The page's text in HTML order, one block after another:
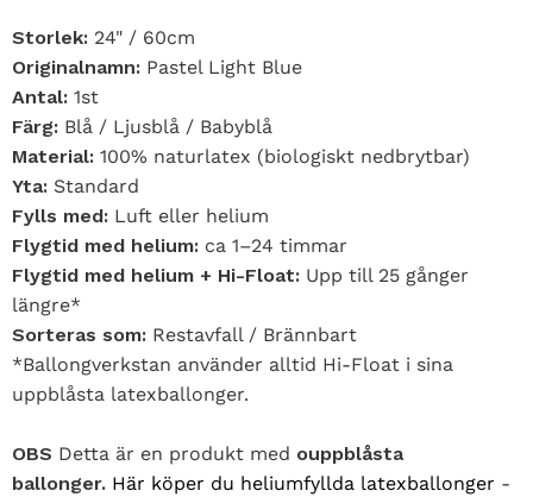
Storlek: 24" / 60cm
Originalnamn: Pastel Light Blue
Antal: 1st
Färg: Blå / Ljusblå / Babyblå
Material: 100% naturlatex (biologiskt nedbrytbar)
Yta: Standard
Fylls med: Luft eller helium
Flygtid med helium: ca 1–24 timmar
Flygtid med helium + Hi-Float: Upp till 25 gånger
längre*
Sorteras som: Restavfall / Brännbart
*Ballongverkstan använder alltid Hi-Float i sina
uppblåsta latexballonger.
OBS Detta är en produkt med ouppblåsta
ballonger. Här köper du heliumfyllda latexballonger -